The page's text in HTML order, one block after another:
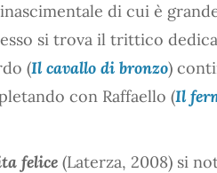
di cui è
si trova il trittico
(Il cavallo di bronzo)
con Raffaello (Il
felice (Laterza, 2008) si